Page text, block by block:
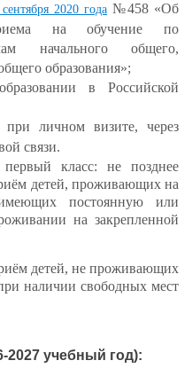
2020 года №458 «Об
на обучение по
начального общего,
образования»;
в Российской
личном визите, через
связи.
класс: не позднее
детей, проживающих на
постоянную или
на закрепленной
детей, не проживающих
наличии свободных мест
2027 учебный год):